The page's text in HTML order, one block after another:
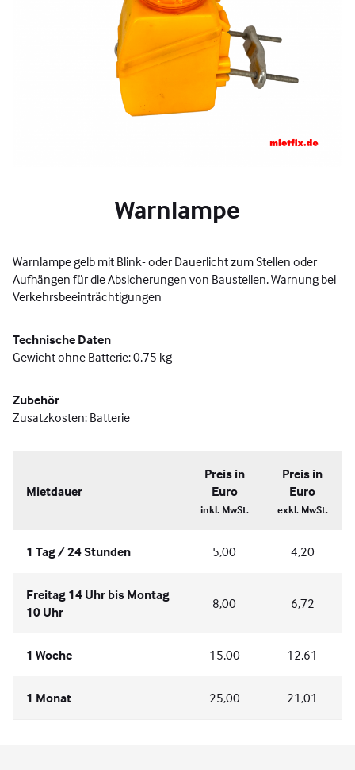
Warnlampe
Warnlampe gelb mit Blink- oder Dauerlicht zum Stellen oder
Aufhängen für die Absicherungen von Baustellen, Warnung bei
Verkehrsbeeinträchtigungen
Technische Daten
Gewicht ohne Batterie: 0,75 kg
Zubehör
Zusatzkosten: Batterie
Mietdauer
Preis in
Euro
inkl. MwSt.
Preis in
Euro
exkl. MwSt.
1 Tag / 24 Stunden 5,00 4,20
Freitag 14 Uhr bis Montag
10 Uhr
8,00 6,72
1 Woche 15,00 12,61
1 Monat 25,00 21,01